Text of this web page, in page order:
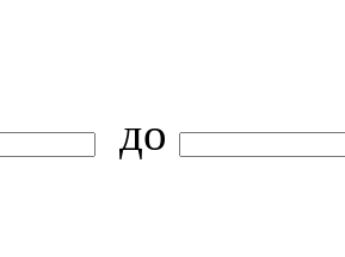
до